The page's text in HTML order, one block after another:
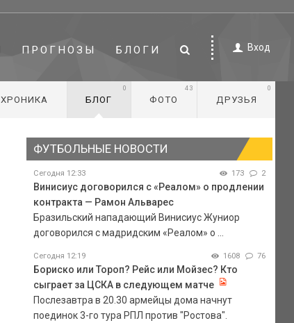
ПРОГНОЗЫ БЛОГИ Вход
ХРОНИКА БЛОГ
0
ФОТО
43
ДРУЗЬЯ
0
ФУТБОЛЬНЫЕ НОВОСТИ
Сегодня 12:33 173 2
Винисиус договорился с «Реалом» о продлении
контракта — Рамон Альварес
Бразильский нападающий Винисиус Жуниор
договорился с мадридским «Реалом» о ...
Сегодня 12:19 1608 76
Бориско или Тороп? Рейс или Мойзес? Кто
сыграет за ЦСКА в следующем матче
Послезавтра в 20.30 армейцы дома начнут
поединок 3-го тура РПЛ против "Ростова".